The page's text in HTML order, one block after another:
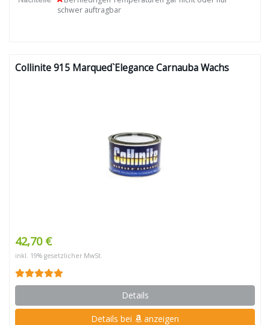
schwer auftragbar
Collinite 915 Marqued`Elegance Carnauba Wachs
42,70 €
inkl. 19% gesetzlicher MwSt.
Details
Details bei anzeigen